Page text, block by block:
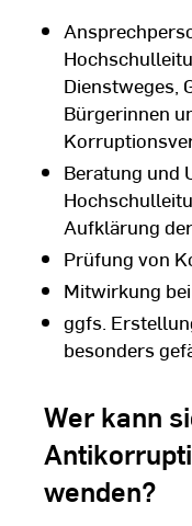
Dienstweges,
Bürgerinnen
Beratung und
Aufklärung
Prüfung von
Mitwirkung
ggfs.
besonders
Wer kann
wenden?